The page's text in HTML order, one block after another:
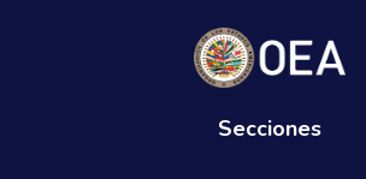
Secciones